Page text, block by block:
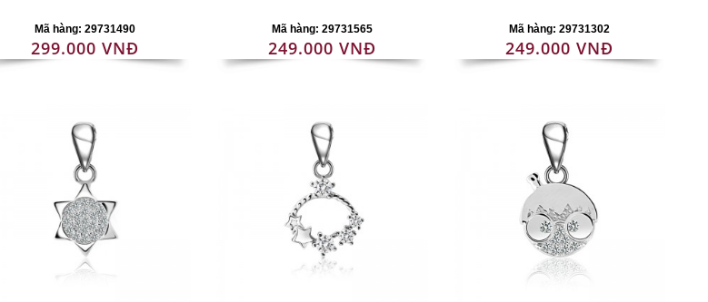
Mã hàng: 29731490
299.000 VNĐ
Mã hàng: 29731565
249.000 VNĐ
Mã hàng: 29731302
249.000 VNĐ